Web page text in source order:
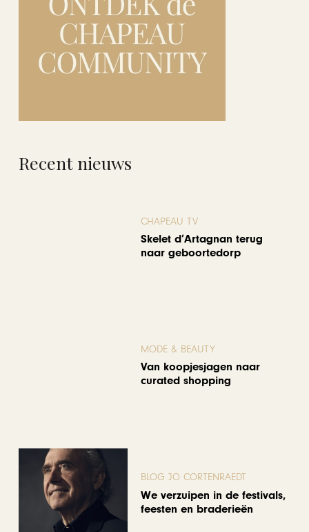
Recent nieuws
CHAPEAU TV
Skelet d’Artagnan terug
naar geboortedorp
MODE & BEAUTY
Van koopjesjagen naar
curated shopping
BLOG JO CORTENRAEDT
We verzuipen in de festivals,
feesten en braderieën